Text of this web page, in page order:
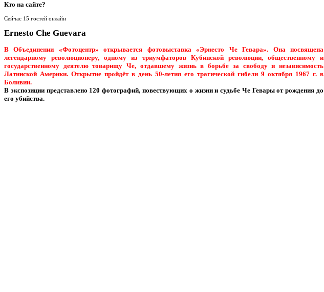
Кто на сайте?
Сейчас 15 гостей онлайн
Ernesto Che Guevara
В Объединении «Фотоцентр» открывается фотовыставка «Эрнесто Че Гевара». Она посвящена
легендарному революционеру, одному из триумфаторов Кубинской революции, общественному и
государственному деятелю товарищу Че, отдавшему жизнь в борьбе за свободу и независимость
Латинской Америки. Открытие пройдёт в день 50-летия его трагической гибели 9 октября 1967 г. в
Боливии.
В экспозиции представлено 120 фотографий, повествующих о жизни и судьбе Че Гевары от рождения до
его убийства.